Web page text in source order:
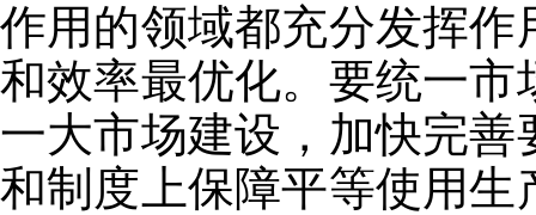
作用的领域都充分发挥
和效率最优化。要统一
一大市场建设，加快完
和制度上保障平等使用